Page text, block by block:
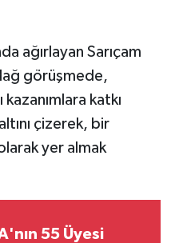
ağırlayan Sarıçam
görüşmede,
katkı
çizerek, bir
yer almak
55 Üyesi